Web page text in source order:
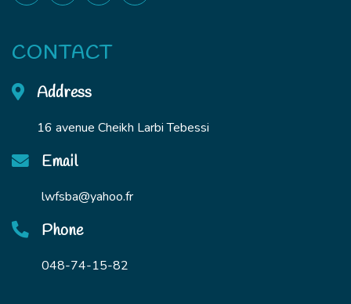
CONTACT
Address
16 avenue Cheikh Larbi Tebessi
Email
lwfsba@yahoo.fr
Phone
048-74-15-82